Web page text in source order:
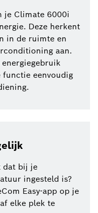
je Climate 6000i
Deze herkent
in de ruimte en
aan.
functie eenvoudig
dat bij je
ingesteld is?
Easy-app op je
elke plek te